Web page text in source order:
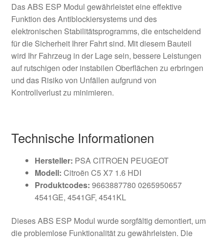
Das ABS ESP Modul gewährleistet eine effektive
Funktion des Antiblockiersystems und des
elektronischen Stabilitätsprogramms, die entscheidend
für die Sicherheit Ihrer Fahrt sind. Mit diesem Bauteil
wird Ihr Fahrzeug in der Lage sein, bessere Leistungen
auf rutschigen oder instabilen Oberflächen zu erbringen
und das Risiko von Unfällen aufgrund von
Kontrollverlust zu minimieren.
Technische Informationen
Hersteller: PSA CITROEN PEUGEOT
Modell: Citroën C5 X7 1.6 HDI
Produktcodes: 9663887780 0265950657
4541GE, 4541GF, 4541KL
Dieses ABS ESP Modul wurde sorgfältig demontiert, um
die problemlose Funktionalität zu gewährleisten. Die